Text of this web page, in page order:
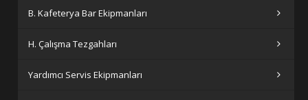
B. Kafeterya Bar Ekipmanları
H. Çalışma Tezgahları
Yardımcı Servis Ekipmanları